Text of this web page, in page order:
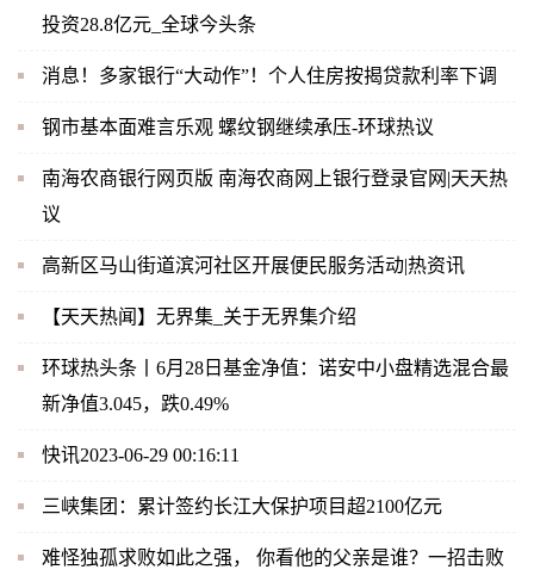
投资28.8亿元_全球今头条
消息！多家银行“大动作”！个人住房按揭贷款利率下调
钢市基本面难言乐观 螺纹钢继续承压-环球热议
南海农商银行网页版 南海农商网上银行登录官网|天天热
议
高新区马山街道滨河社区开展便民服务活动|热资讯
【天天热闻】无界集_关于无界集介绍
环球热头条丨6月28日基金净值：诺安中小盘精选混合最
新净值3.045，跌0.49%
快讯2023-06-29 00:16:11
三峡集团：累计签约长江大保护项目超2100亿元
难怪独孤求败如此之强， 你看他的父亲是谁？一招击败